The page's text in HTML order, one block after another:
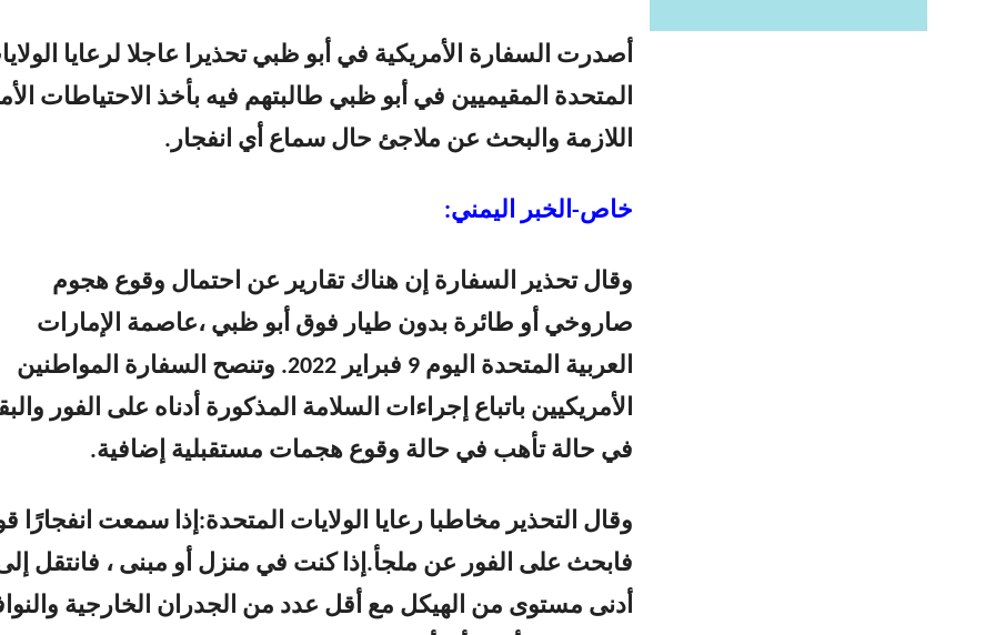
أصدرت السفارة الأمريكية في أبو ظبي تحذيرا عاجلا لرعايا
المتحدة المقيميين في أبو ظبي طالبتهم فيه بأخذ الاحتياطات
اللازمة والبحث عن ملاجئ حال سماع أي انفجار.
خاص-الخبر اليمني:
وقال تحذير السفارة إن هناك تقارير عن احتمال وقوع هجوم
صاروخي أو طائرة بدون طيار فوق أبو ظبي ،عاصمة الإمارات
العربية المتحدة اليوم 9 فبراير 2022. وتنصح السفارة المواطنين
الأمريكيين باتباع إجراءات السلامة المذكورة أدناه على الفور
في حالة تأهب في حالة وقوع هجمات مستقبلية إضافية.
وقال التحذير مخاطبا رعايا الولايات المتحدة:إذا سمعت انفجارًا
فابحث على الفور عن ملجأ.إذا كنت في منزل أو مبنى ، فانتقل
أدنى مستوى من الهيكل مع أقل عدد من الجدران الخارجية